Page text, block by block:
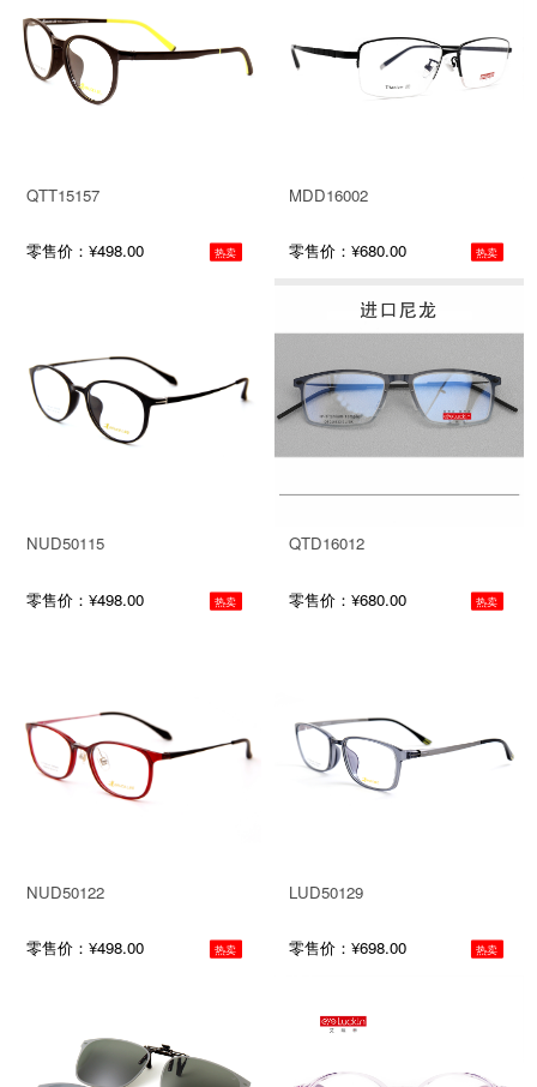
QTT15157
零售价：¥498.00 热卖
MDD16002
零售价：¥680.00 热卖
NUD50115
零售价：¥498.00 热卖
QTD16012
零售价：¥680.00 热卖
NUD50122
零售价：¥498.00 热卖
LUD50129
零售价：¥698.00 热卖